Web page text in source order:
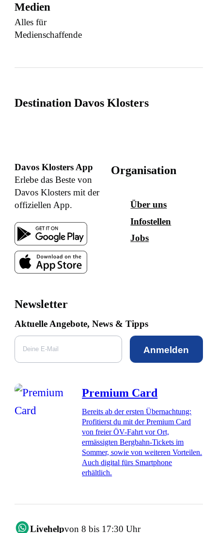
Medien
Alles für
Medienschaffende
Destination Davos Klosters
Davos Klosters App
Erlebe das Beste von
Davos Klosters mit der
offiziellen App.
Organisation
Über uns
Infostellen
Jobs
Newsletter
Aktuelle Angebote, News & Tipps
Anmelden
Premium Card
Bereits ab der ersten Übernachtung:
Profitierst du mit der Premium Card
von freier ÖV-Fahrt vor Ort,
ermässigten Bergbahn-Tickets im
Sommer, sowie von weiteren Vorteilen.
Auch digital fürs Smartphone
erhältlich.
Livehelpvon 8 bis 17:30 Uhr